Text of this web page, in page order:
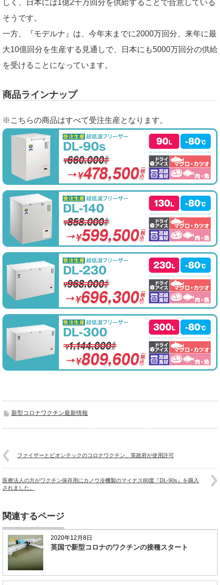
しく、日本には1億2千万回分を供給することで合意している
そうです。
一方、『モデルナ』は、今年末までに2000万回分、来年に最
大10億回分を生産する見通しで、日本にも5000万回分の供給
を受けることになっています。
商品ラインナップ
※こちらの商品はすべて受注生産となります。
新型コロナワクチン最新情報
ファイザーとビオンテックのコロナワクチン、英政府が使用許可
医療法人の方がワクチン保存用にカノウ冷機製のマイナス80度『DL-90s』を購入
されました。
関連するページ
2020年12月8日
英国で新型コロナのワクチンの接種スタート